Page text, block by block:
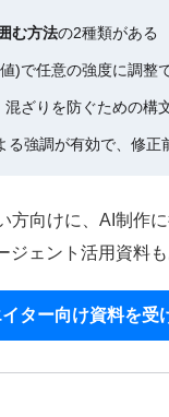
む方法の2種類がある
)で任意の強度に調整
ざりを防ぐための構
強調が有効で、修正
向けに、AI制作
ェント活用資料も
ター向け資料を受